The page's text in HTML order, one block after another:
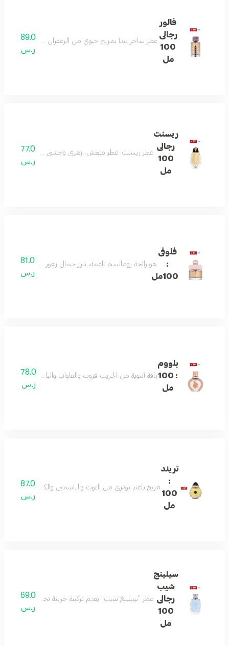
فالور
رجالى
100
مل
عطر ساحر يبدأ بمزيج حيوي من الزعفران والتوت، يتطور
89.0
ر.س
ريسنت
رجالى
100
مل
عطر ريسنت: عطر منعش، زهري وخشبي يحتوي على77.0
ر.س
فلوفى
:
100مل
هو رائحة رومانسية ناعمة، تبرز جمال زهور الوادي
81.0
ر.س
بلووم
: 100
مل
باقة أنثوية من الجريب فروت والفاوانيا والياسمين
78.0
ر.س
تريند
:
100
مل
مزيج ناعم بودري من التوت والياسمين والكراميل. يلتف
87.0
ر.س
سيلينج
شيب
رجالى
100
مل
عطر "سِيلينغ شيب" يقدم تركيبة جريئة تجمع بين انتعاش
69.0
ر.س